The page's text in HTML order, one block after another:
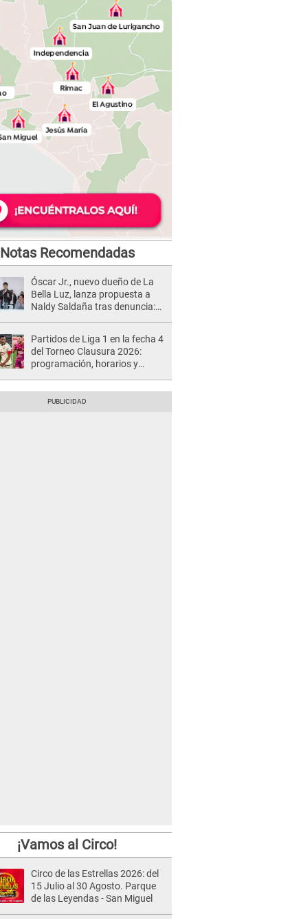
Notas Recomendadas
Óscar Jr., nuevo dueño de La
Bella Luz, lanza propuesta a
Naldy Saldaña tras denuncia:
Partidos de Liga 1 en la fecha 4
del Torneo Clausura 2026:
programación, horarios y
¡Vamos al Circo!
Circo de las Estrellas 2026: del
15 Julio al 30 Agosto. Parque
de las Leyendas - San Miguel